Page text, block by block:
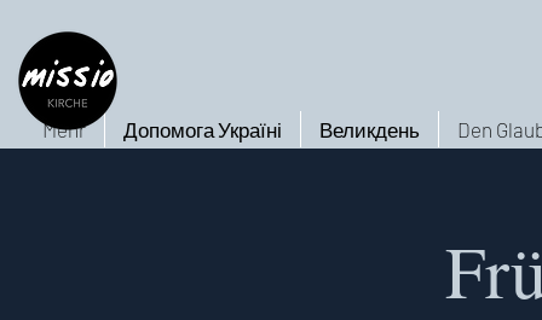
Den
Великдень
Допомога Україні
Mehr